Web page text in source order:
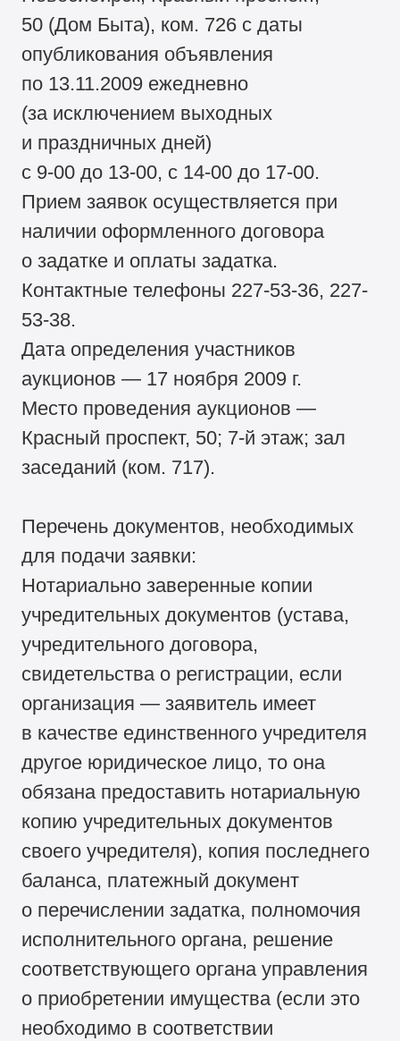
50 (Дом Быта), ком. 726 с даты
опубликования объявления
по 13.11.2009 ежедневно
(за исключением выходных
и праздничных дней)
с 9-00 до 13-00, с 14-00 до 17-00.
Прием заявок осуществляется при
наличии оформленного договора
о задатке и оплаты задатка.
Контактные телефоны 227-53-36, 227-
53-38.
Дата определения участников
аукционов — 17 ноября 2009 г.
Место проведения аукционов —
Красный проспект, 50; 7-й этаж; зал
заседаний (ком. 717).
Перечень документов, необходимых
для подачи заявки:
Нотариально заверенные копии
учредительных документов (устава,
учредительного договора,
свидетельства о регистрации, если
организация — заявитель имеет
в качестве единственного учредителя
другое юридическое лицо, то она
обязана предоставить нотариальную
копию учредительных документов
своего учредителя), копия последнего
баланса, платежный документ
о перечислении задатка, полномочия
исполнительного органа, решение
соответствующего органа управления
о приобретении имущества (если это
необходимо в соответствии